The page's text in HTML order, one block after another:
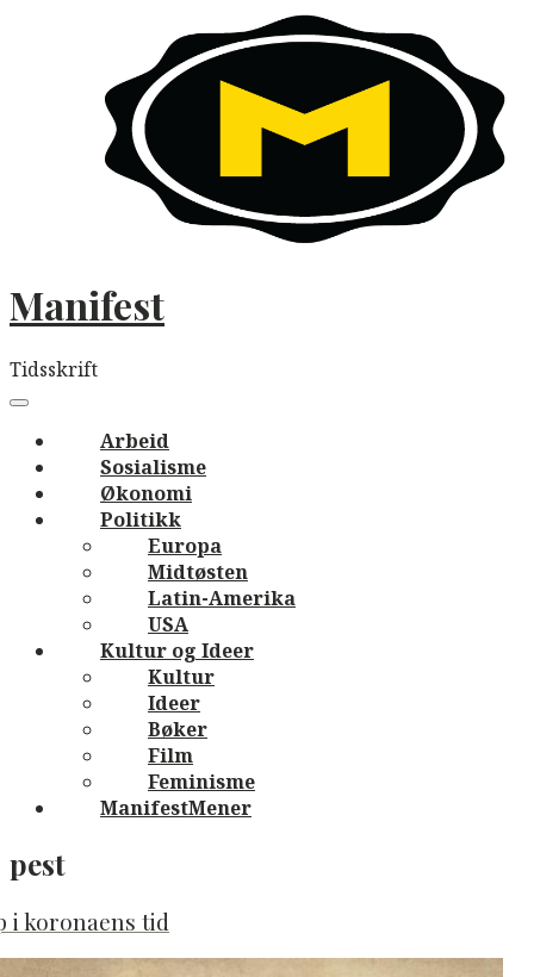
Manifest
Tidsskrift
navigation
Menu
Arbeid
Sosialisme
Økonomi
Politikk
Europa
Midtøsten
Latin-Amerika
USA
Kultur og Ideer
Kultur
Ideer
Bøker
Film
Feminisme
ManifestMener
pest
i koronaens tid